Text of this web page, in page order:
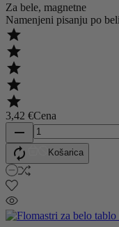
Za bele, magnetne
Namenjeni pisanju po





3,42 €Cena
remove

Košarica